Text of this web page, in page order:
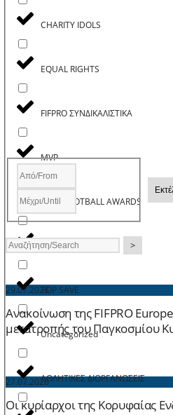
CHARITY IDOLS
EQUAL RIGHTS
FIFPRO ΣΥΝΔΙΚΑΛΙΣΤΙΚΑ
MVP
PASP FOOTBALL AWARDS
TOP GOAL
TOP SAVE
Uncategorized
ΑΘΛΗΤΙΚΕΣ ΔΙΟΡΓΑΝΩΣΕΙΣ
>
29.07.2026
Ανακοίνωση της FIFPRO
μετατροπής του Παγκοσμίου
27.07.2026
Οι κυρίαρχοι της Κορυφαίας